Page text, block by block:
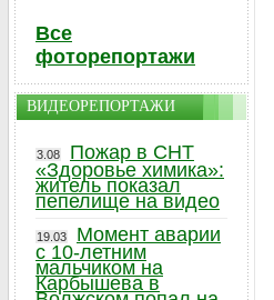
Все
фоторепортажи
ВИДЕОРЕПОРТАЖИ
3.08
Пожар в СНТ
«Здоровье химика»:
житель показал
пепелище на видео
19.03
Момент аварии
с 10-летним
мальчиком на
Карбышева в